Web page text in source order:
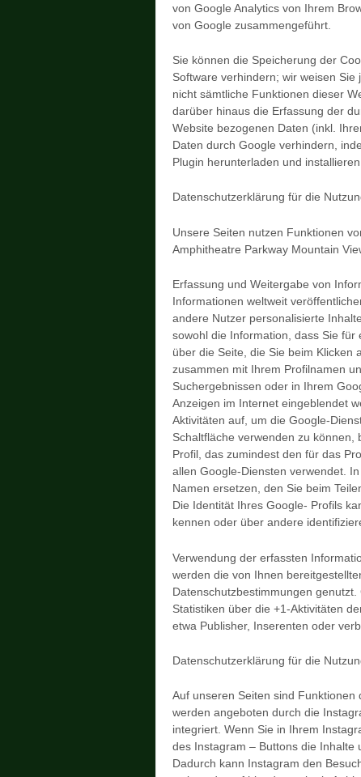
von Google Analytics von Ihrem
von Google zusammengeführt.
Sie können die Speicherung der
Software verhindern; wir weisen
nicht sämtliche Funktionen dieser
darüber hinaus die Erfassung der
Website bezogenen Daten (inkl.
Daten durch Google verhindern,
Plugin herunterladen und
Datenschutzerklärung für die
Unsere Seiten nutzen Funktionen
Amphitheatre Parkway Mountain
Erfassung und Weitergabe von
Informationen weltweit
andere Nutzer personalisierte
sowohl die Information, dass Sie
über die Seite, die Sie beim Klicken
zusammen mit Ihrem Profilnamen
Suchergebnissen oder in Ihrem
Anzeigen im Internet eingeblendet
Aktivitäten auf, um die Google-
Schaltfläche verwenden zu können,
Profil, das zumindest den für das
allen Google-Diensten verwendet.
Namen ersetzen, den Sie beim
Die Identität Ihres Google- Profils
kennen oder über andere
Verwendung der erfassten
werden die von Ihnen
Datenschutzbestimmungen
Statistiken über die +1-Aktivitäten
etwa Publisher, Inserenten oder
Datenschutzerklärung für die
Auf unseren Seiten sind
werden angeboten durch die
integriert. Wenn Sie in Ihrem
des Instagram – Buttons die Inhalte
Dadurch kann Instagram den